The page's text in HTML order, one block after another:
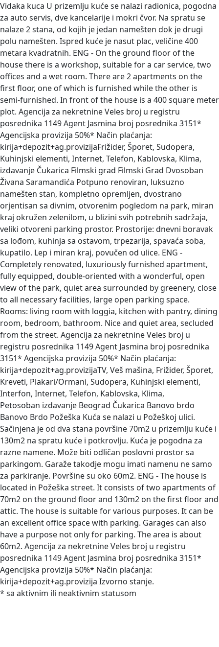
Vidaka kuca U prizemlju kuće se nalazi radionica, pogodna
za auto servis, dve kancelarije i mokri čvor. Na spratu se
nalaze 2 stana, od kojih je jedan namešten dok je drugi
polu namešten. Ispred kuće je nasut plac, veličine 400
metara kvadratnih. ENG - On the ground floor of the
house there is a workshop, suitable for a car service, two
offices and a wet room. There are 2 apartments on the
first floor, one of which is furnished while the other is
semi-furnished. In front of the house is a 400 square meter
plot. Agencija za nekretnine Veles broj u registru
posrednika 1149 Agent Jasmina broj posrednika 3151*
Agencijska provizija 50%* Način plaćanja:
kirija+depozit+ag.provizijaFrižider, Šporet, Sudopera,
Kuhinjski elementi, Internet, Telefon, Kablovska, Klima,
izdavanje Čukarica Filmski grad Filmski Grad Dvosoban
Živana Saramandića Potpuno renoviran, luksuzno
namešten stan, kompletno opremljen, dvostrano
orjentisan sa divnim, otvorenim pogledom na park, miran
kraj okružen zelenilom, u blizini svih potrebnih sadržaja,
veliki otvoreni parking prostor. Prostorije: dnevni boravak
sa lođom, kuhinja sa ostavom, trpezarija, spavaća soba,
kupatilo. Lep i miran kraj, povučen od ulice. ENG -
Completely renovated, luxuriously furnished apartment,
fully equipped, double-oriented with a wonderful, open
view of the park, quiet area surrounded by greenery, close
to all necessary facilities, large open parking space.
Rooms: living room with loggia, kitchen with pantry, dining
room, bedroom, bathroom. Nice and quiet area, secluded
from the street. Agencija za nekretnine Veles broj u
registru posrednika 1149 Agent Jasmina broj posrednika
3151* Agencijska provizija 50%* Način plaćanja:
kirija+depozit+ag.provizijaTV, Veš mašina, Frižider, Šporet,
Kreveti, Plakari/Ormani, Sudopera, Kuhinjski elementi,
Interfon, Internet, Telefon, Kablovska, Klima,
Petosoban izdavanje Beograd Čukarica Banovo brdo
Banovo Brdo Požeška Kuća se nalazi u Požeškoj ulici.
Sačinjena je od dva stana površine 70m2 u prizemlju kuće i
130m2 na spratu kuće i potkrovlju. Kuća je pogodna za
razne namene. Može biti odličan poslovni prostor sa
parkingom. Garaže takodje mogu imati namenu ne samo
za parkiranje. Površine su oko 60m2. ENG - The house is
located in Požeška street. It consists of two apartments of
70m2 on the ground floor and 130m2 on the first floor and
attic. The house is suitable for various purposes. It can be
an excellent office space with parking. Garages can also
have a purpose not only for parking. The area is about
60m2. Agencija za nekretnine Veles broj u registru
posrednika 1149 Agent Jasmina broj posrednika 3151*
Agencijska provizija 50%* Način plaćanja:
kirija+depozit+ag.provizija Izvorno stanje.
* sa aktivnim ili neaktivnim statusom